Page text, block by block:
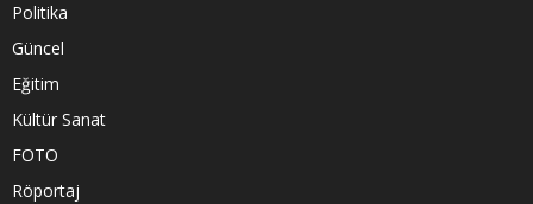
Politika
Güncel
Eğitim
Kültür Sanat
FOTO
Röportaj